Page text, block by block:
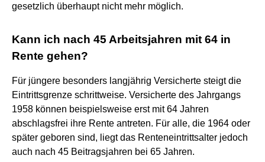
gesetzlich überhaupt nicht mehr möglich.
Kann ich nach 45 Arbeitsjahren mit 64 in
Rente gehen?
Für jüngere besonders langjährig Versicherte steigt die
Eintrittsgrenze schrittweise. Versicherte des Jahrgangs
1958 können beispielsweise erst mit 64 Jahren
abschlagsfrei ihre Rente antreten. Für alle, die 1964 oder
später geboren sind, liegt das Renteneintrittsalter jedoch
auch nach 45 Beitragsjahren bei 65 Jahren.